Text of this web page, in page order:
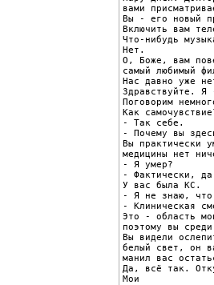
вами
Вы - его новый
Включить вам
Что-нибудь
Нет.
О, Боже, вам
самый любимый
Нас давно уже
Здравствуйте. Я
Поговорим
Как
- Так себе.
- Почему вы
Вы практически
медицины нет
- Я умер?
- Фактически,
У вас была КС.
- Я не знаю,
- Клиническая
Это - область
поэтому вы
Вы видели
белый свет, он
манил вас
Да, всё так.
Мои